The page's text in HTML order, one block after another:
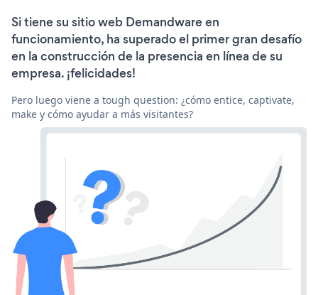
Si tiene su sitio web Demandware en
funcionamiento, ha superado el primer gran desafío
en la construcción de la presencia en línea de su
empresa. ¡felicidades!
Pero luego viene a tough question: ¿cómo entice, captivate,
make y cómo ayudar a más visitantes?